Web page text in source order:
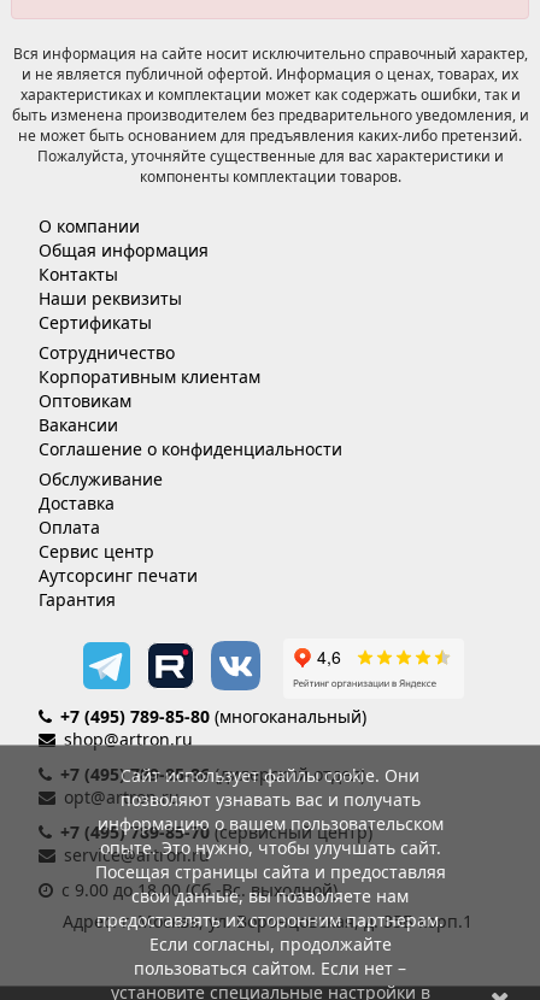
Вся информация на сайте носит исключительно справочный характер,
и не является публичной офертой. Информация о ценах, товарах, их
характеристиках и комплектации может как содержать ошибки, так и
быть изменена производителем без предварительного уведомления, и
не может быть основанием для предъявления каких-либо претензий.
Пожалуйста, уточняйте существенные для вас характеристики и
компоненты комплектации товаров.
О компании
Общая информация
Контакты
Наши реквизиты
Сертификаты
Сотрудничество
Корпоративным клиентам
Оптовикам
Вакансии
Соглашение о конфиденциальности
Обслуживание
Доставка
Оплата
Сервис центр
Аутсорсинг печати
Гарантия
+7 (495) 789-85-80 (многоканальный)
shop@artron.ru
+7 (495) 789-85-86(дилерский отдел)
opt@artron.ru
+7 (495) 789-85-70 (сервисный центр)
service@artron.ru
с 9.00 до 18.00 (Сб.-Вс. выходной)
Адрес: г. Москва, ул. Воронцовская, д. 35Б корп.1
Сайт использует файлы cookie. Они
позволяют узнавать вас и получать
информацию о вашем пользовательском
опыте. Это нужно, чтобы улучшать сайт.
Посещая страницы сайта и предоставляя
свои данные, вы позволяете нам
предоставлять их сторонним партнерам.
Если согласны, продолжайте
пользоваться сайтом. Если нет –
установите специальные настройки в